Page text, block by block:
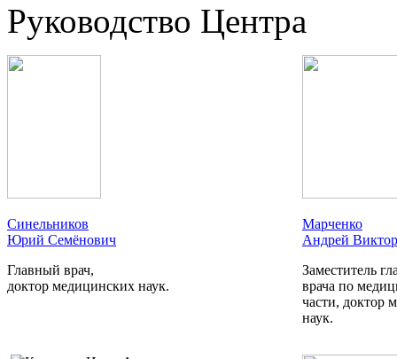
Руководство Центра
Синельников
Юрий Семёнович
Главный врач,
доктор медицинских наук.
Марченко
Андрей
Заместитель
врача по
части, доктор
наук.